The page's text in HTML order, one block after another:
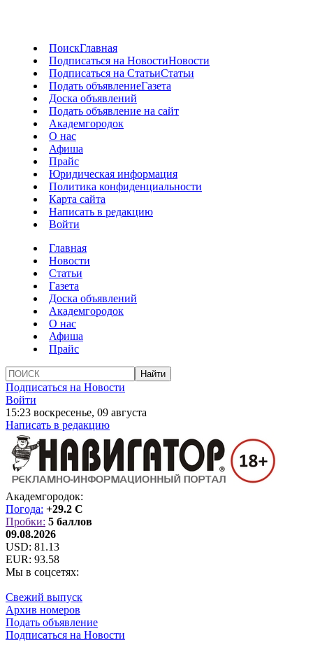
ПоискГлавная
Подписаться на НовостиНовости
Подписаться на СтатьиСтатьи
Подать объявлениеГазета
Доска объявлений
Подать объявление на сайт
Академгородок
О нас
Афиша
Прайс
Юридическая информация
Политика конфиденциальности
Карта сайта
Написать в редакцию
Войти
Главная
Новости
Статьи
Газета
Доска объявлений
Академгородок
О нас
Афиша
Прайс
Подписаться на Новости
Войти
15:23 воскресенье, 09 августа
Написать в редакцию
Академгородок:
Погода: +29.2 C
Пробки: 5 баллов
09.08.2026
USD: 81.13
EUR: 93.58
Мы в соцсетях:
Свежий выпуск
Архив номеров
Подать объявление
Подписаться на Новости